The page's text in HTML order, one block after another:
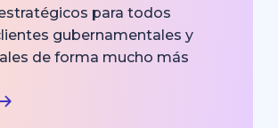
para todos
gubernamentales y
de forma mucho más